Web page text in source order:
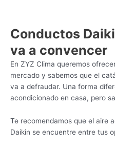
Conductos
va a convencer
En ZYZ Clima queremos
mercado y sabemos que el
va a defraudar. Una forma
acondicionado en casa, pero
Te recomendamos que el aire
Daikin se encuentre entre tus